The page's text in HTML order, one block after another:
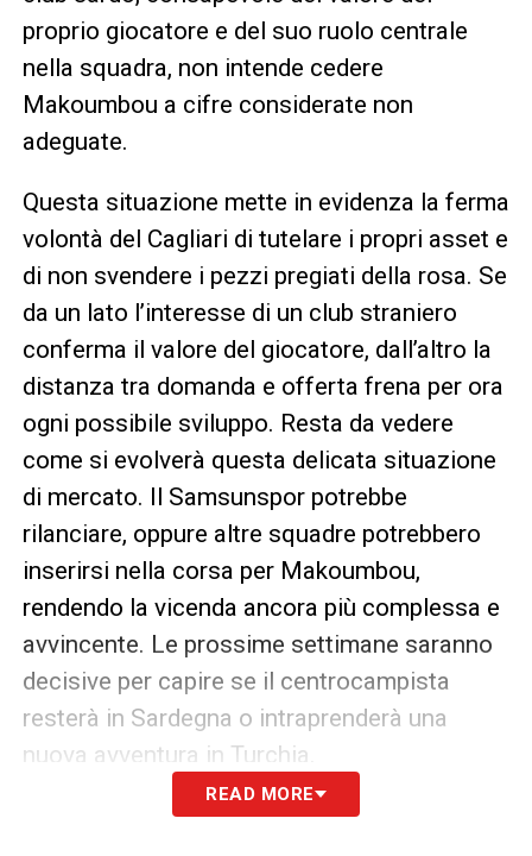
proprio giocatore e del suo ruolo centrale
nella squadra, non intende cedere
Makoumbou a cifre considerate non
adeguate.
Questa situazione mette in evidenza la ferma
volontà del Cagliari di tutelare i propri asset e
di non svendere i pezzi pregiati della rosa. Se
da un lato l’interesse di un club straniero
conferma il valore del giocatore, dall’altro la
distanza tra domanda e offerta frena per ora
ogni possibile sviluppo. Resta da vedere
come si evolverà questa delicata situazione
di mercato. Il Samsunspor potrebbe
rilanciare, oppure altre squadre potrebbero
inserirsi nella corsa per Makoumbou,
rendendo la vicenda ancora più complessa e
avvincente. Le prossime settimane saranno
decisive per capire se il centrocampista
resterà in Sardegna o intraprenderà una
nuova avventura in Turchia.
SEGUI GLI AGGIORNAMENTI DI
READ MORE